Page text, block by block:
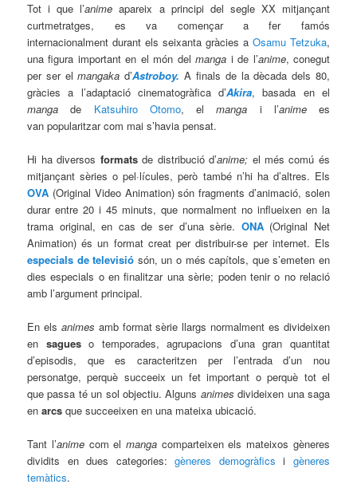
Tot i que l’animeapareix a principi del segle XX mitjançant
curtmetratges, es va començar a fer famós
internacionalment durant els seixanta gràcies a Osamu Tetzuka,
una figura important en el món delmanga i de l’anime, conegut
per ser elmangakad’Astroboy.A finals de la dècada dels 80,
gràcies a l’adaptació cinematogràfica d’Akira, basada en el
manga de Katsuhiro Otomo, elmanga i l’animees
van popularitzar com mai s’havia pensat.
Hi ha diversos formatsde distribució d’anime; el més comú és
mitjançant sèries o pel·lícules, però també n’hi ha d’altres. Els
OVA (Original Video Animation) són fragments d’animació, solen
durar entre 20 i 45 minuts, que normalment no influeixen en la
trama original, en cas de ser d’una sèrie. ONA(Original Net
Animation) és un format creat per distribuir-se per internet. Els
especials de televisió són, un o més capítols, que s’emeten en
dies especials o en finalitzar una sèrie; poden tenir o no relació
amb l’argument principal.
En els animes amb format sèrie llargs normalment es divideixen
en sagueso temporades, agrupacions d’una gran quantitat
d’episodis, que es caracteritzen per l’entrada d’un nou
personatge, perquè succeeix un fet important o perquè tot el
que passa té un sol objectiu. Alguns animes divideixen una saga
enarcs que succeeixen en una mateixa ubicació.
Tant l’animecom elmanga comparteixen els mateixos gèneres
dividits en dues categories:gèneres demogràfics i gèneres
temàtics.